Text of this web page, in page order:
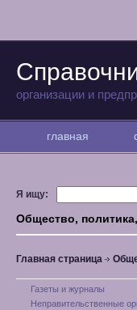
организации и
главная
Я ищу:
Общество,
Главная страница
Газеты и журналы
Неправительственные